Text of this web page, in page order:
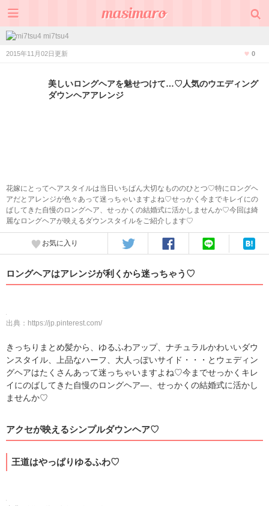
mi7tsu4
2015年11月02日更新 0
美しいロングヘアを魅せつけて…♡人気のウエディング
ダウンヘアアレンジ
花嫁にとってヘアスタイルは当日いちばん大切なもののひとつ♡特にロングヘ
アだとアレンジが色々あって迷っちゃいますよね♡せっかく今までキレイにの
ばしてきた自慢のロングヘア、せっかくの結婚式に活かしませんか♡今回は綺
麗なロングヘアが映えるダウンスタイルをご紹介します♡
お気に入り
ロングヘアはアレンジが利くから迷っちゃう♡
出典： https://jp.pinterest.com/
きっちりまとめ髪から、ゆるふわアップ、ナチュラルかわいいダウ
ンスタイル、上品なハーフ、大人っぽいサイド・・・とウェディン
グヘアはたくさんあって迷っちゃいますよね♡今までせっかくキレ
イにのばしてきた自慢のロングヘア―、せっかくの結婚式に活かし
ませんか♡
アクセが映えるシンプルダウンヘア♡
王道はやっぱりゆるふわ♡